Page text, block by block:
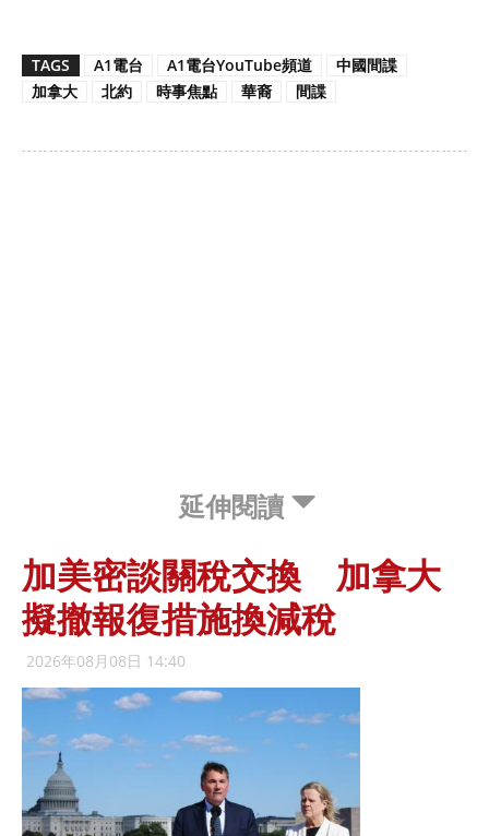
TAGS A1電台 A1電台YouTube頻道
中國間諜
加拿大
北約 時事焦點 華裔 間諜
延伸閱讀
加美密談關稅交換 加拿大
擬撤報復措施換減稅
2026年08月08日 14:40